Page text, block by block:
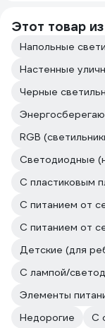
Этот товар
Напольные
Настенные
Черные
RGB
Светодиодные
С пластиковым
С питанием от
С питанием от
Детские (для
С лампой/
Элементы
Недорогие
С